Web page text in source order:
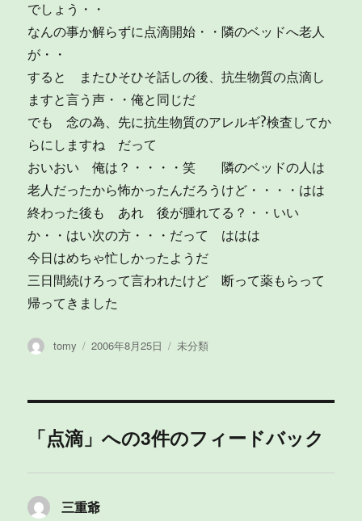
でしょう・・
なんの事か解らずに点滴開始・・隣のベッドへ老人
が・・
すると またひそひそ話しの後、抗生物質の点滴し
ますと言う声・・俺と同じだ
でも 念の為、先に抗生物質のアレルギ?検査してか
らにしますね だって
おいおい 俺は？・・・・笑 隣のベッドの人は
老人だったから怖かったんだろうけど・・・・はは
終わった後も あれ 後が腫れてる？・・いい
か・・はい次の方・・・だって ははは
今日はめちゃ忙しかったようだ
三日間続けろって言われたけど 断って薬もらって
帰ってきました
投
tomy
投
2006年8月25日
カ
未分類
「点滴」への3件のフィードバック
三重爺